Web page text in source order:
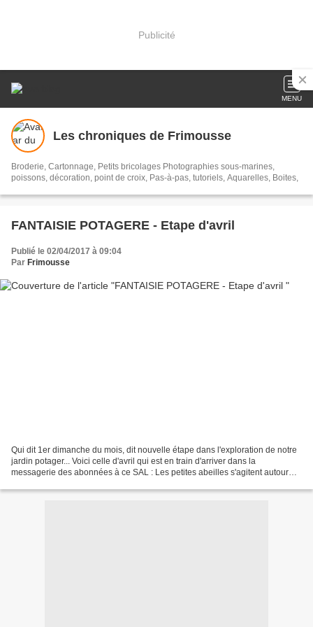
Publicité
MENU
Les chroniques de Frimousse
Broderie, Cartonnage, Petits bricolages Photographies sous-marines,
poissons, décoration, point de croix, Pas-à-pas, tutoriels, Aquarelles, Boites,
FANTAISIE POTAGERE - Etape d'avril
Publié le 02/04/2017 à 09:04
Par Frimousse
Qui dit 1er dimanche du mois, dit nouvelle étape dans l'exploration de notre
jardin potager... Voici celle d'avril qui est en train d'arriver dans la
messagerie des abonnées à ce SAL : Les petites abeilles s'agitent autour